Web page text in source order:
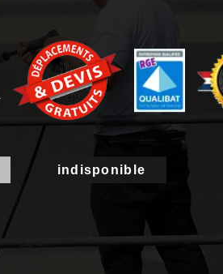
indisponible